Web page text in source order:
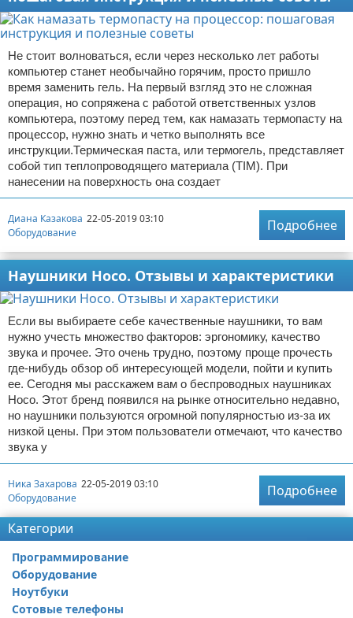
Не стоит волноваться, если через несколько лет работы
компьютер станет необычайно горячим, просто пришло
время заменить гель. На первый взгляд это не сложная
операция, но сопряжена с работой ответственных узлов
компьютера, поэтому перед тем, как намазать термопасту на
процессор, нужно знать и четко выполнять все
инструкции.Термическая паста, или термогель, представляет
собой тип теплопроводящего материала (TIM). При
нанесении на поверхность она создает
Диана Казакова 22-05-2019 03:10
Оборудование
Подробнее
Наушники Hoco. Отзывы и характеристики
Если вы выбираете себе качественные наушники, то вам
нужно учесть множество факторов: эргономику, качество
звука и прочее. Это очень трудно, поэтому проще прочесть
где-нибудь обзор об интересующей модели, пойти и купить
ее. Сегодня мы расскажем вам о беспроводных наушниках
Hoco. Этот бренд появился на рынке относительно недавно,
но наушники пользуются огромной популярностью из-за их
низкой цены. При этом пользователи отмечают, что качество
звука у
Ника Захарова 22-05-2019 03:10
Оборудование
Подробнее
Категории
Программирование
Оборудование
Ноутбуки
Сотовые телефоны